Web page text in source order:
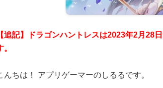
【追記】ドラゴンハントレスは2023年2月28
。
んちは！ アプリゲーマーのしるるです。